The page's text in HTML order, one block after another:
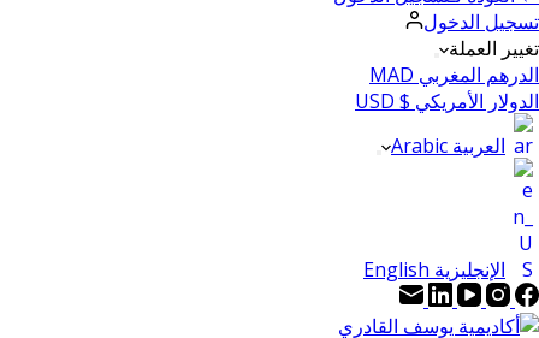
تسجيل الدخول
تغيير العملة
الدرهم المغربي MAD
الدولار الأمريكي $ USD
العربية Arabic
الإنجليزية English